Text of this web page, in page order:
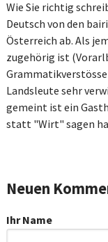
Wie Sie richtig
Deutsch von den
Österreich ab. Als
zugehörig ist
Landsleute sehr
gemeint ist ein
statt "Wirt" sagen
Neuen
Ihr Name